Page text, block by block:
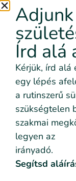
Azt
Kedves
Írd alá
Kérjük, írd alá
egy lépés
a rutinszerű
szükségtelen
szakmai
legyen az
irányadó.
Segítsd